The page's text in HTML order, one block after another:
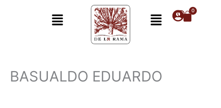
Menú Menú
BASUALDO EDUARDO